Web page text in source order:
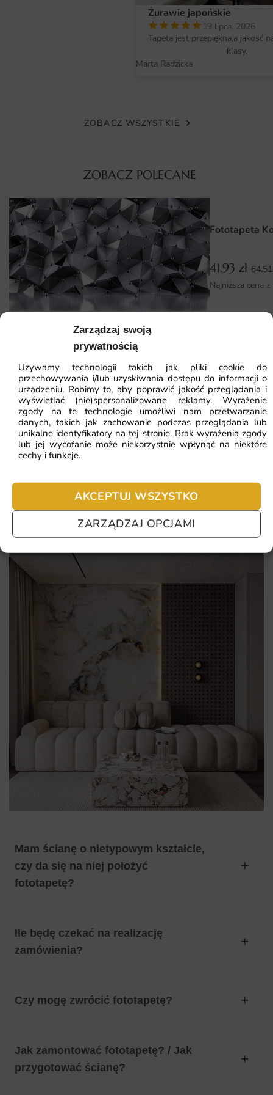
Zarządzaj swoją
prywatnością
Używamy technologii takich jak pliki cookie do
przechowywania i/lub uzyskiwania dostępu do informacji o
urządzeniu. Robimy to, aby poprawić jakość przeglądania i
wyświetlać (nie)spersonalizowane reklamy. Wyrażenie
zgody na te technologie umożliwi nam przetwarzanie
danych, takich jak zachowanie podczas przeglądania lub
unikalne identyfikatory na tej stronie. Brak wyrażenia zgody
lub jej wycofanie może niekorzystnie wpłynąć na niektóre
cechy i funkcje.
AKCEPTUJ WSZYSTKO
ZARZĄDZAJ OPCJAMI
nasycone, a detale wyjątkowo ostre. Materiał jest
bezzapachowy, odporny na blaknięcie i bezpieczny dla
domowników, w tym alergików oraz dzieci.
Faktura podłoża dodatkowo wzbogaca odbiór grafiki,
podać dokładne wymiary ściany, a my dopasujemy grafikę
wygodne pasy, które układa się łatwo nawet bez
wcześniejszego doświadczenia.
Montaż przebiega szybko: przygotowane podłoże, klej do
tapet i staranne dopasowanie krawędzi to wszystko,
czego potrzeba do uzyskania profesjonalnego efektu. W
razie potrzeby służymy wskazówkami na każdym etapie
Dlaczego warto wybrać tę fototapetę
Decydując się na fototapetę Pustynne Wydmy,
otrzymujesz nie tylko estetyczną dekorację, ale i trwały
produkt, który posłuży na lata. Każdy egzemplarz jest
drukowany na zamówienie z dbałością o szczegóły.
intensywne barwy i bogata roślinność
atmosfera dalekich podróży na wyciągnięcie ręki
egzotyczny krajobraz dodający aranżacji rozmachu
Żurawie japońskie
19 lipca, 2026
Tapeta jest przepiękna,a jakość
klasy.
Marta Radzicka
ZOBACZ WSZYSTKIE
ZOBACZ POLECANE
Fototapeta Kryształ 3D
41.93zł 64.51zł
Najniższa cena z 30 dni: 41.93zł
Fototapeta
41.93 zł
Najniższa cena
ZOBACZ WSZYSTKIE
Pomagamy i doradzamy przy każdym zakupie. Ale jeżeli
nie chcesz czekać – sprawdź najczęściej zadawane pytania.
Mam ścianę o nietypowym kształcie,
czy da się na niej położyć
fototapetę?
Ile będę czekać na realizację
zamówienia?
Czy mogę zwrócić fototapetę?
Jak zamontować fototapetę? / Jak
przygotować ścianę?